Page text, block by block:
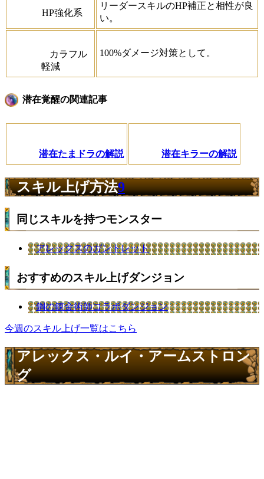
HP強化系
リーダースキルのHP補正と相性が良
い。
カラフル
軽減
100%ダメージ対策として。
潜在覚醒の関連記事
潜在たまドラの解説 潜在キラーの解説
スキル上げ方法9
同じスキルを持つモンスター
アレックスのガントレット
おすすめのスキル上げダンジョン
鋼の錬金術師コラボダンジョン
今週のスキル上げ一覧はこちら
アレックス・ルイ・アームストロン
グ